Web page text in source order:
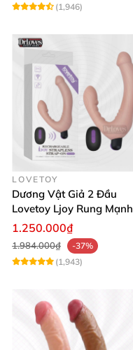
(1,946)
LOVETOY
Dương Vật Giả 2 Đầu
Lovetoy Ljoy Rung Mạnh
ĐKTX Hút Sâu
1.250.000₫
1.984.000₫
-37%
(1,943)